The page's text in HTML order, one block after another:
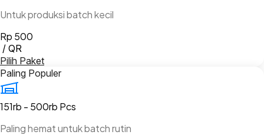
Untuk produksi batch kecil
Rp 500
/ QR
Pilih Paket
Paling Populer
151rb - 500rb Pcs
Paling hemat untuk batch rutin